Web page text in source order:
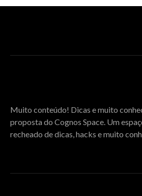
Muito conteúdo! Dicas e muito
proposta do Cognos Space. Um
recheado de dicas, hacks e muito